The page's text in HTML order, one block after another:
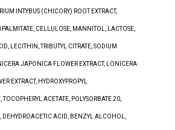
INTYBUS (CHICORY) ROOT EXTRACT,
CELLULOSE, MANNITOL, LACTOSE,
LECITHIN, TRIBUTYL CITRATE, SODIUM
JAPONICA FLOWER EXTRACT, LONICERA
EXTRACT, HYDROXYPROPYL
ACETATE, POLYSORBATE 20,
DEHYDROACETIC ACID, BENZYL ALCOHOL,